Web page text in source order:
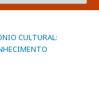
CULTURAL: